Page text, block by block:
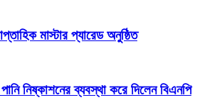
মাস্টার প্যারেড অনুষ্ঠিত
নিষ্কাশনের ব্যবস্থা করে দিলেন বিএনপি